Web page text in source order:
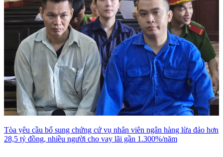
Tòa yêu cầu bổ sung chứng cứ vụ nhân viên ngân hàng lừa đảo hơn
28,5 tỷ đồng, nhiều người cho vay lãi gần 1.300%/năm